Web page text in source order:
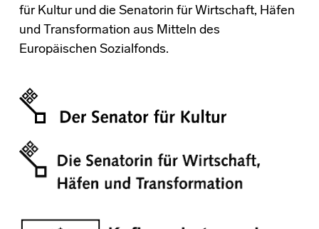
für Kultur und die Senatorin für Wirtschaft, Häfen
und Transformation aus Mitteln des
Europäischen Sozialfonds.